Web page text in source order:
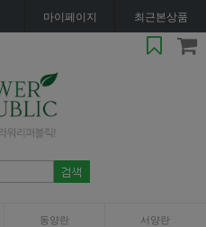
마이페이지 최근본상품
동양란 서양란